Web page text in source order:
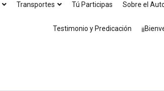
Transportes Tú Participas Sobre el
Testimonio y Predicación